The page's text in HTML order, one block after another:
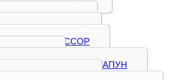
ТУРБОКОМПРЕССОР
ЦЕНТРИФУГА, ФИЛЬТР, САПУН